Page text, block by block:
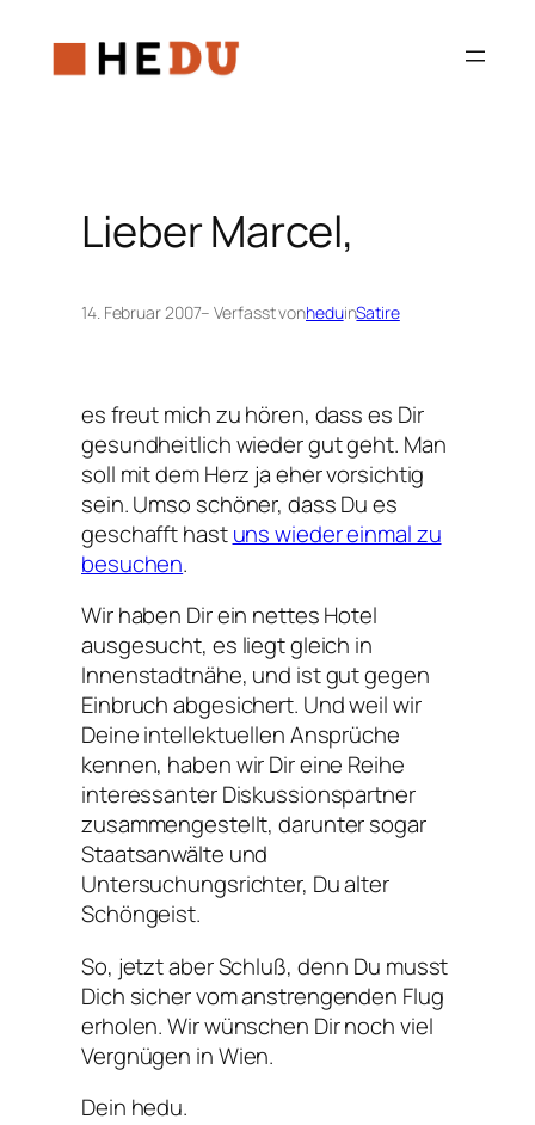
Inhalt
springen
Lieber Marcel,
14. Februar 2007– Verfasst vonheduinSatire
es freut mich zu hören, dass es Dir
gesundheitlich wieder gut geht. Man
soll mit dem Herz ja eher vorsichtig
sein. Umso schöner, dass Du es
geschafft hastuns wieder einmal zu
besuchen.
Wir haben Dir ein nettes Hotel
ausgesucht, es liegt gleich in
Innenstadtnähe, und ist gut gegen
Einbruch abgesichert. Und weil wir
Deine intellektuellen Ansprüche
kennen, haben wir Dir eine Reihe
interessanter Diskussionspartner
zusammengestellt, darunter sogar
Staatsanwälte und
Untersuchungsrichter, Du alter
Schöngeist.
So, jetzt aber Schluß, denn Du musst
Dich sicher vom anstrengenden Flug
erholen. Wir wünschen Dir noch viel
Vergnügen in Wien.
Dein hedu.